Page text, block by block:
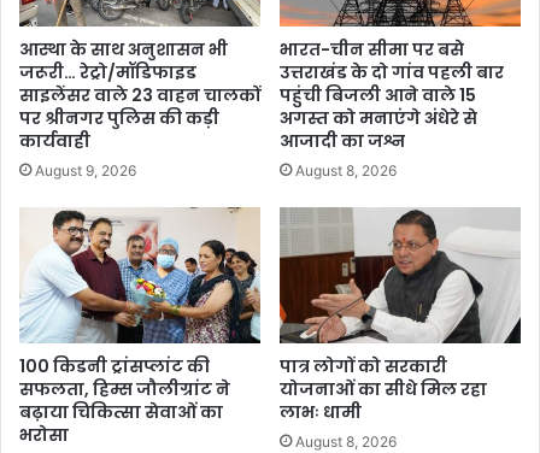
आस्था के साथ अनुशासन भी
जरूरी… रेट्रो/मॉडिफाइड
साइलेंसर वाले 23 वाहन चालकों
पर श्रीनगर पुलिस की कड़ी
कार्यवाही
August 9, 2026
भारत-चीन सीमा पर बसे
उत्तराखंड के दो गांव पहली बार
पहुंची बिजली आने वाले 15
अगस्त को मनाएंगे अंधेरे से
आजादी का जश्न
August 8, 2026
100 किडनी ट्रांसप्लांट की
सफलता, हिम्स जौलीग्रांट ने
बढ़ाया चिकित्सा सेवाओं का
भरोसा
पात्र लोगों को सरकारी
योजनाओं का सीधे मिल रहा
लाभः धामी
August 8, 2026